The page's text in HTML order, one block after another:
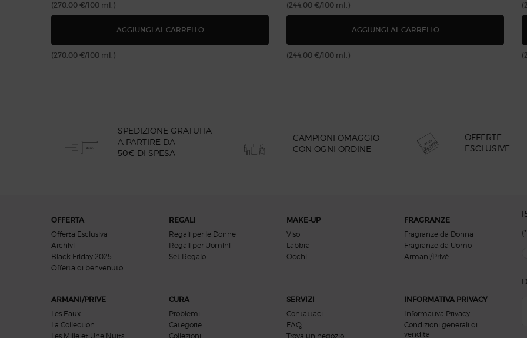
(270,00 €/100 ml.)
AGGIUNGI AL CARRELLO SÌ PASSIONE EAU DE PARFUM INTENSE - RICARICABILE
(270,00 €/100 ml.)
(244,00 €/100 ml.)
AGGIUNGI AL CARRELLO
(244,00 €/100 ml.)
SPEDIZIONE GRATUITA
A PARTIRE DA
50€ DI SPESA
CAMPIONI OMAGGIO
CON OGNI ORDINE
OFFERTE
ESCLUSIVE
OFFERTA
Offerta Esclusiva
Archivi
Black Friday 2025
Offerta di benvenuto​​
REGALI
Regali per le Donne
Regali per Uomini
Set Regalo
MAKE-UP
Viso
Labbra
Occhi
FRAGRANZE
Fragranze da Donna
Fragranze da Uomo
Armani/Privé
ARMANI/PRIVE
Les Eaux
La Collection
Les Mille et Une Nuits
CURA
Problemi
Categorie
Collezioni
SERVIZI
Contattaci
FAQ
Trova un negozio
INFORMATIVA PRIVACY
Informativa Privacy
Condizioni generali di
vendita